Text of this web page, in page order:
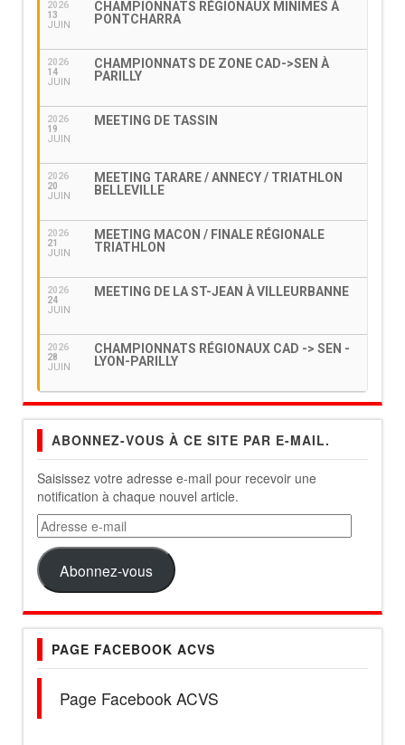
2026
13
JUIN
CHAMPIONNATS RÉGIONAUX MINIMES À
PONTCHARRA
2026
14
JUIN
CHAMPIONNATS DE ZONE CAD->SEN À
PARILLY
2026
19
JUIN
MEETING DE TASSIN
2026
20
JUIN
MEETING TARARE / ANNECY / TRIATHLON
BELLEVILLE
2026
21
JUIN
MEETING MACON / FINALE RÉGIONALE
TRIATHLON
2026
24
JUIN
MEETING DE LA ST-JEAN À VILLEURBANNE
2026
28
JUIN
CHAMPIONNATS RÉGIONAUX CAD -> SEN -
LYON-PARILLY
ABONNEZ-VOUS À CE SITE PAR E-MAIL.
Saisissez votre adresse e-mail pour recevoir une
notification à chaque nouvel article.
Adresse
e-
mail
Abonnez-vous
PAGE FACEBOOK ACVS
Page Facebook ACVS